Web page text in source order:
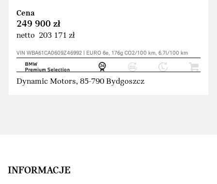
Cena
249 900 zł
netto 203 171 zł
VIN WBA61CA0609Z46992 | EURO 6e, 176g CO2/100 km, 6.7l/100 km
Dynamic Motors, 85-790 Bydgoszcz
INFORMACJE